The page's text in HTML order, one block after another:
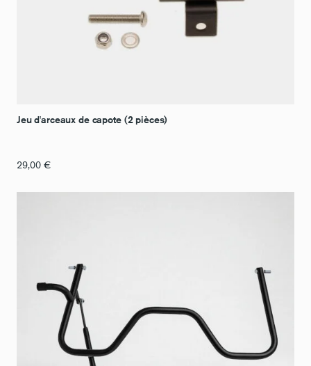
Jeu d'arceaux de capote (2 pièces)
29,00 €